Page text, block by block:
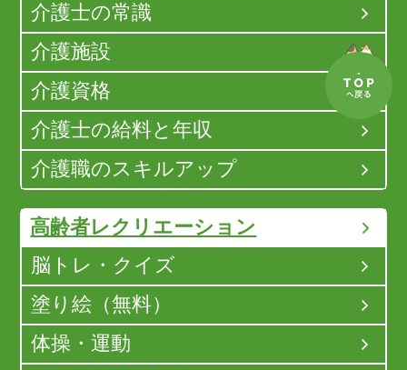
介護士の常識
介護施設
介護資格
介護士の給料と年収
介護職のスキルアップ
高齢者レクリエーション
脳トレ・クイズ
塗り絵（無料）
体操・運動